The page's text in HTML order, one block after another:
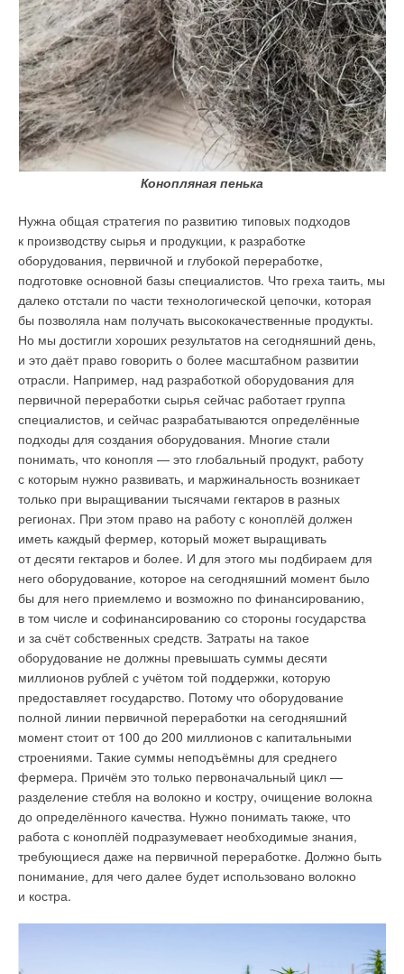
Конопляная пенька
Нужна общая стратегия по развитию типовых подходов
к производству сырья и продукции, к разработке
оборудования, первичной и глубокой переработке,
подготовке основной базы специалистов. Что греха таить, мы
далеко отстали по части технологической цепочки, которая
бы позволяла нам получать высококачественные продукты.
Но мы достигли хороших результатов на сегодняшний день,
и это даёт право говорить о более масштабном развитии
отрасли. Например, над разработкой оборудования для
первичной переработки сырья сейчас работает группа
специалистов, и сейчас разрабатываются определённые
подходы для создания оборудования. Многие стали
понимать, что конопля — это глобальный продукт, работу
с которым нужно развивать, и маржинальность возникает
только при выращивании тысячами гектаров в разных
регионах. При этом право на работу с коноплёй должен
иметь каждый фермер, который может выращивать
от десяти гектаров и более. И для этого мы подбираем для
него оборудование, которое на сегодняшний момент было
бы для него приемлемо и возможно по финансированию,
в том числе и софинансированию со стороны государства
и за счёт собственных средств. Затраты на такое
оборудование не должны превышать суммы десяти
миллионов рублей с учётом той поддержки, которую
предоставляет государство. Потому что оборудование
полной линии первичной переработки на сегодняшний
момент стоит от 100 до 200 миллионов с капитальными
строениями. Такие суммы неподъёмны для среднего
фермера. Причём это только первоначальный цикл —
разделение стебля на волокно и костру, очищение волокна
до определённого качества. Нужно понимать также, что
работа с коноплёй подразумевает необходимые знания,
требующиеся даже на первичной переработке. Должно быть
понимание, для чего далее будет использовано волокно
и костра.